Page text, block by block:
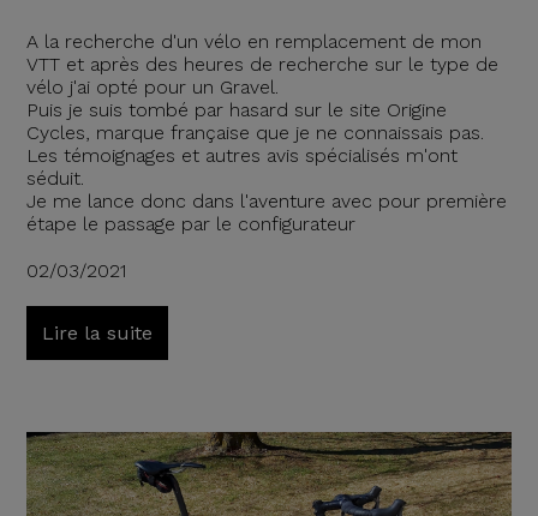
A la recherche d'un vélo en remplacement de mon
VTT et après des heures de recherche sur le type de
vélo j'ai opté pour un Gravel.
Puis je suis tombé par hasard sur le site Origine
Cycles, marque française que je ne connaissais pas.
Les témoignages et autres avis spécialisés m'ont
séduit.
Je me lance donc dans l'aventure avec pour première
étape le passage par le configurateur
02/03/2021
Lire la suite